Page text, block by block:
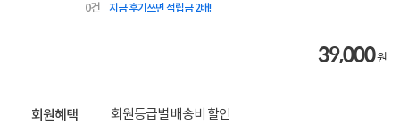
0건 지금 후기쓰면 적립금 2배!
39,000원
회원혜택 회원등급별 배송비 할인